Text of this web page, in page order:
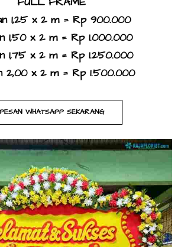
1,25 x 2 m = Rp 900.000
1,50 x 2 m = Rp 1.000.000
1,75 x 2 m = Rp 1.250.000
2,00 x 2 m = Rp 1.500.000
PESAN WHATSAPP SEKARANG